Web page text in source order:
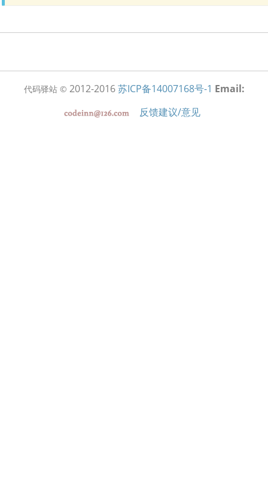
代码驿站 © 2012-2016 苏ICP备14007168号-1 Email:
反馈建议/意见